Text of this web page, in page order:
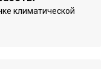
климатической